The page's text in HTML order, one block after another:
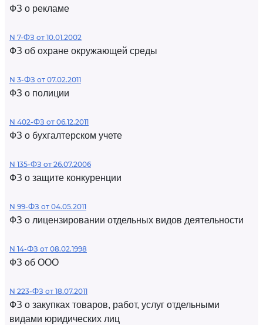
ФЗ о рекламе
N 7-ФЗ от 10.01.2002
ФЗ об охране окружающей среды
N 3-ФЗ от 07.02.2011
ФЗ о полиции
N 402-ФЗ от 06.12.2011
ФЗ о бухгалтерском учете
N 135-ФЗ от 26.07.2006
ФЗ о защите конкуренции
N 99-ФЗ от 04.05.2011
ФЗ о лицензировании отдельных видов деятельности
N 14-ФЗ от 08.02.1998
ФЗ об ООО
N 223-ФЗ от 18.07.2011
ФЗ о закупках товаров, работ, услуг отдельными
видами юридических лиц